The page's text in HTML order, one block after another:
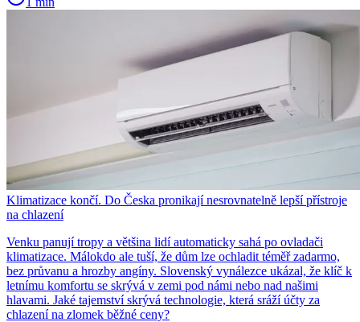
Klimatizace končí. Do Česka pronikají nesrovnatelně lepší přístroje
na chlazení
Venku panují tropy a většina lidí automaticky sahá po ovladači
klimatizace. Málokdo ale tuší, že dům lze ochladit téměř zadarmo,
bez průvanu a hrozby angíny. Slovenský vynálezce ukázal, že klíč k
letnímu komfortu se skrývá v zemi pod námi nebo nad našimi
hlavami. Jaké tajemství skrývá technologie, která sráží účty za
chlazení na zlomek běžné ceny?